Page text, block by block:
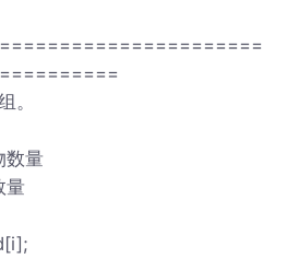
。
数量
量